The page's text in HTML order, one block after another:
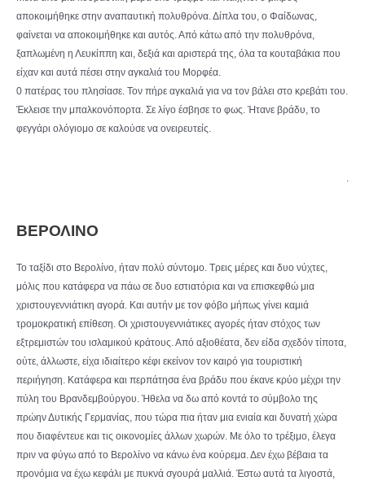
αποκοιμήθηκε στην αναπαυτική πολυθρόνα. Δίπλα του, ο Φαίδωνας,
φαίνεται να αποκοιμήθηκε και αυτός. Από κάτω από την πολυθρόνα,
ξαπλωμένη η Λευκίππη και, δεξιά και αριστερά της, όλα τα κουταβάκια που
είχαν και αυτά πέσει στην αγκαλιά του Μορφέα.
0 πατέρας του πλησίασε. Τον πήρε αγκαλιά για να τον βάλει στο κρεβάτι του.
Έκλεισε την μπαλκονόπορτα. Σε λίγο έσβησε το φως. Ήτανε βράδυ, το
φεγγάρι ολόγιομο σε καλούσε να ονειρευτείς.
.
ΒΕΡΟΛΙΝΟ
Το ταξίδι στο Βερολίνο, ήταν πολύ σύντομο. Τρεις μέρες και δυο νύχτες,
μόλις που κατάφερα να πάω σε δυο εστιατόρια και να επισκεφθώ μια
χριστουγεννιάτικη αγορά. Και αυτήν με τον φόβο μήπως γίνει καμιά
τρομοκρατική επίθεση. Οι χριστουγεννιάτικες αγορές ήταν στόχος των
εξτρεμιστών του ισλαμικού κράτους. Από αξιοθέατα, δεν είδα σχεδόν τίποτα,
ούτε, άλλωστε, είχα ιδιαίτερο κέφι εκείνον τον καιρό για τουριστική
περιήγηση. Κατάφερα και περπάτησα ένα βράδυ που έκανε κρύο μέχρι την
πύλη του Βρανδεμβούργου. Ήθελα να δω από κοντά το σύμβολο της
πρώην Δυτικής Γερμανίας, που τώρα πια ήταν μια ενιαία και δυνατή χώρα
που διαφέντευε και τις οικονομίες άλλων χωρών. Με όλο το τρέξιμο, έλεγα
πριν να φύγω από το Βερολίνο να κάνω ένα κούρεμα. Δεν έχω βέβαια τα
προνόμια να έχω κεφάλι με πυκνά σγουρά μαλλιά. Έστω αυτά τα λιγοστά,